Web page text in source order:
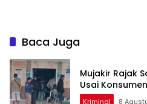
Baca Juga
Mujakir Rajak
Usai
Kriminal 8